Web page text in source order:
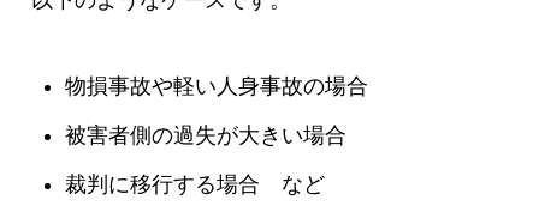
物損事故や軽い人身事故の場合
被害者側の過失が大きい場合
裁判に移行する場合 など